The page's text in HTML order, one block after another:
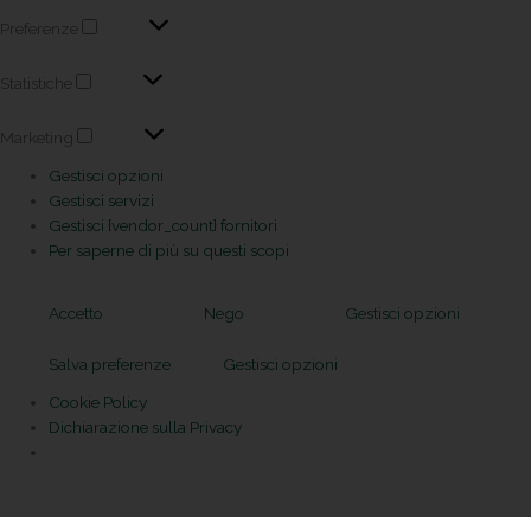
Preferenze
Statistiche
Marketing
Gestisci opzioni
Gestisci servizi
Gestisci {vendor_count} fornitori
Per saperne di più su questi scopi
Accetto Nego Gestisci opzioni
Salva preferenze
Gestisci opzioni
Cookie Policy
Dichiarazione sulla Privacy